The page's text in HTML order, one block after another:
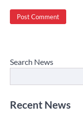
Search News
Recent News